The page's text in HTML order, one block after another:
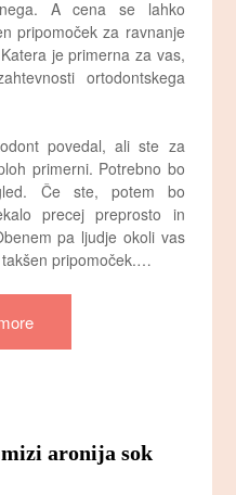
A cena se lahko
pripomoček za ravnanje
je primerna za vas,
ortodontskega
povedal, ali ste za
primerni. Potrebno bo
Če ste, potem bo
precej preprosto in
pa ljudje okoli vas
pripomoček.…
aronija sok